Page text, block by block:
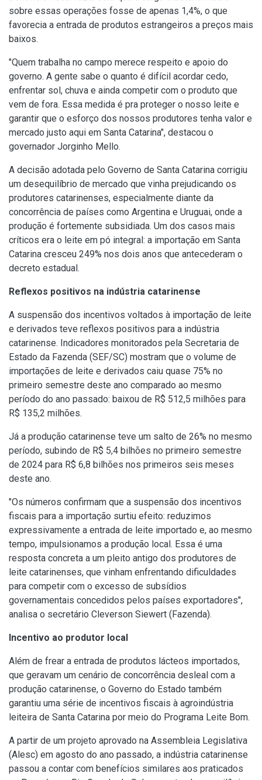
sobre essas operações fosse de apenas 1,4%, o que
favorecia a entrada de produtos estrangeiros a preços mais
baixos.
"Quem trabalha no campo merece respeito e apoio do
governo. A gente sabe o quanto é difícil acordar cedo,
enfrentar sol, chuva e ainda competir com o produto que
vem de fora. Essa medida é pra proteger o nosso leite e
garantir que o esforço dos nossos produtores tenha valor e
mercado justo aqui em Santa Catarina", destacou o
governador Jorginho Mello.
A decisão adotada pelo Governo de Santa Catarina corrigiu
um desequilíbrio de mercado que vinha prejudicando os
produtores catarinenses, especialmente diante da
concorrência de países como Argentina e Uruguai, onde a
produção é fortemente subsidiada. Um dos casos mais
críticos era o leite em pó integral: a importação em Santa
Catarina cresceu 249% nos dois anos que antecederam o
decreto estadual.
Reflexos positivos na indústria catarinense
A suspensão dos incentivos voltados à importação de leite
e derivados teve reflexos positivos para a indústria
catarinense. Indicadores monitorados pela Secretaria de
Estado da Fazenda (SEF/SC) mostram que o volume de
importações de leite e derivados caiu quase 75% no
primeiro semestre deste ano comparado ao mesmo
período do ano passado: baixou de R$ 512,5 milhões para
R$ 135,2 milhões.
Já a produção catarinense teve um salto de 26% no mesmo
período, subindo de R$ 5,4 bilhões no primeiro semestre
de 2024 para R$ 6,8 bilhões nos primeiros seis meses
deste ano.
"Os números confirmam que a suspensão dos incentivos
fiscais para a importação surtiu efeito: reduzimos
expressivamente a entrada de leite importado e, ao mesmo
tempo, impulsionamos a produção local. Essa é uma
resposta concreta a um pleito antigo dos produtores de
leite catarinenses, que vinham enfrentando dificuldades
para competir com o excesso de subsídios
governamentais concedidos pelos países exportadores",
analisa o secretário Cleverson Siewert (Fazenda).
Incentivo ao produtor local
Além de frear a entrada de produtos lácteos importados,
que geravam um cenário de concorrência desleal com a
produção catarinense, o Governo do Estado também
garantiu uma série de incentivos fiscais à agroindústria
leiteira de Santa Catarina por meio do Programa Leite Bom.
A partir de um projeto aprovado na Assembleia Legislativa
(Alesc) em agosto do ano passado, a indústria catarinense
passou a contar com benefícios similares aos praticados